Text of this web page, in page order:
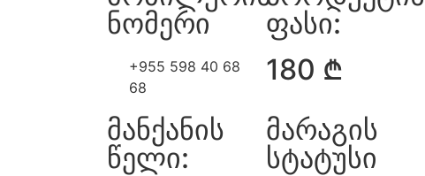
ნომერი
+955 598 40 68
68
ფასი:
180 ₾
მანქანის
წელი:
მარაგის
სტატუსი